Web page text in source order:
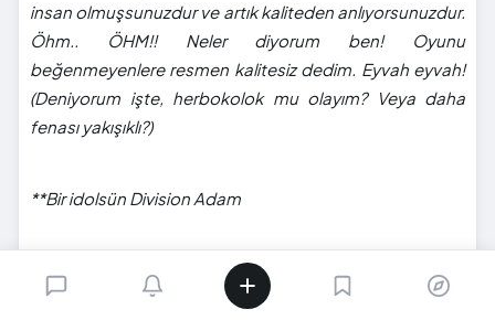
insan olmuşsunuzdur ve artık kaliteden anlıyorsunuzdur.
Öhm.. ÖHM!! Neler diyorum ben! Oyunu
beğenmeyenlere resmen kalitesiz dedim. Eyvah eyvah!
(Deniyorum işte, herbokolok mu olayım? Veya daha
fenası yakışıklı?)
**Bir idolsün Division Adam
Gelelim ilk oyunu oynamayanlara;